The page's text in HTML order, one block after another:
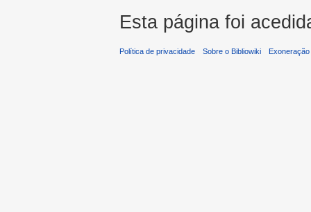
Esta página foi
Política de privacidade Sobre o Bibliowiki